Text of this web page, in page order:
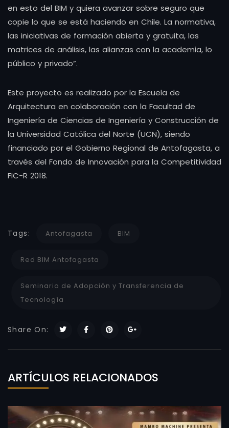
en esto del BIM y quiera avanzar sobre seguro que
copie lo que se está haciendo en Chile. La normativa,
las iniciativas de formación abierta y gratuita, las
matrices de análisis, las alianzas con la academia, lo
público y privado”.
Este proyecto es realizado por la Escuela de
Arquitectura en colaboración con la Facultad de
Ingeniería de Ciencias de Ingeniería y Construcción de
la Universidad Católica del Norte (UCN), siendo
financiado por el Gobierno Regional de Antofagasta, a
través del Fondo de Innovación para la Competitividad
FIC-R 2018.
Tags: Antofagasta BIM
Red BIM Antofagasta
Seminario de Adopción y Transferencia de
Tecnología
Share On:
ARTÍCULOS RELACIONADOS